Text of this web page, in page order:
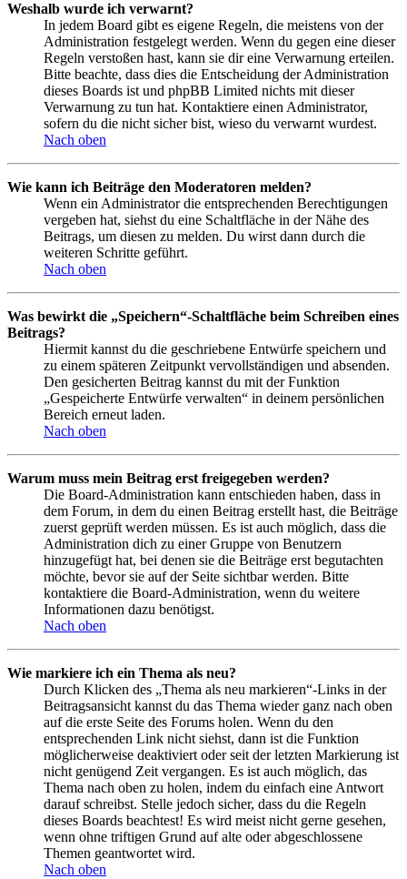
Weshalb wurde ich verwarnt?
In jedem Board gibt es eigene Regeln, die meistens von der
Administration festgelegt werden. Wenn du gegen eine dieser
Regeln verstoßen hast, kann sie dir eine Verwarnung erteilen.
Bitte beachte, dass dies die Entscheidung der Administration
dieses Boards ist und phpBB Limited nichts mit dieser
Verwarnung zu tun hat. Kontaktiere einen Administrator,
sofern du die nicht sicher bist, wieso du verwarnt wurdest.
Nach oben
Wie kann ich Beiträge den Moderatoren melden?
Wenn ein Administrator die entsprechenden Berechtigungen
vergeben hat, siehst du eine Schaltfläche in der Nähe des
Beitrags, um diesen zu melden. Du wirst dann durch die
weiteren Schritte geführt.
Nach oben
Was bewirkt die „Speichern“-Schaltfläche beim Schreiben eines
Beitrags?
Hiermit kannst du die geschriebene Entwürfe speichern und
zu einem späteren Zeitpunkt vervollständigen und absenden.
Den gesicherten Beitrag kannst du mit der Funktion
„Gespeicherte Entwürfe verwalten“ in deinem persönlichen
Bereich erneut laden.
Nach oben
Warum muss mein Beitrag erst freigegeben werden?
Die Board-Administration kann entschieden haben, dass in
dem Forum, in dem du einen Beitrag erstellt hast, die Beiträge
zuerst geprüft werden müssen. Es ist auch möglich, dass die
Administration dich zu einer Gruppe von Benutzern
hinzugefügt hat, bei denen sie die Beiträge erst begutachten
möchte, bevor sie auf der Seite sichtbar werden. Bitte
kontaktiere die Board-Administration, wenn du weitere
Informationen dazu benötigst.
Nach oben
Wie markiere ich ein Thema als neu?
Durch Klicken des „Thema als neu markieren“-Links in der
Beitragsansicht kannst du das Thema wieder ganz nach oben
auf die erste Seite des Forums holen. Wenn du den
entsprechenden Link nicht siehst, dann ist die Funktion
möglicherweise deaktiviert oder seit der letzten Markierung ist
nicht genügend Zeit vergangen. Es ist auch möglich, das
Thema nach oben zu holen, indem du einfach eine Antwort
darauf schreibst. Stelle jedoch sicher, dass du die Regeln
dieses Boards beachtest! Es wird meist nicht gerne gesehen,
wenn ohne triftigen Grund auf alte oder abgeschlossene
Themen geantwortet wird.
Nach oben